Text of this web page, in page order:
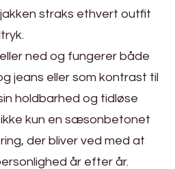
straks ethvert outfit
ned og fungerer både
jeans eller som kontrast til
holdbarhed og tidløse
kun en sæsonbetonet
der bliver ved med at
år efter år.